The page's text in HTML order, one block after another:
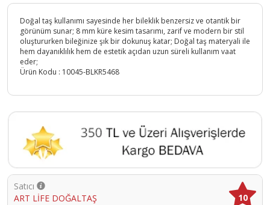
Doğal taş kullanımı sayesinde her bileklik benzersiz ve otantik bir
görünüm sunar; 8 mm küre kesim tasarımı, zarif ve modern bir stil
oluştururken bileğinize şık bir dokunuş katar; Doğal taş materyali ile
hem dayanıklılık hem de estetik açıdan uzun süreli kullanım vaat
eder;
Ürün Kodu : 10045-BLKR5468
Satıcı
ART LİFE DOĞALTAŞ
10